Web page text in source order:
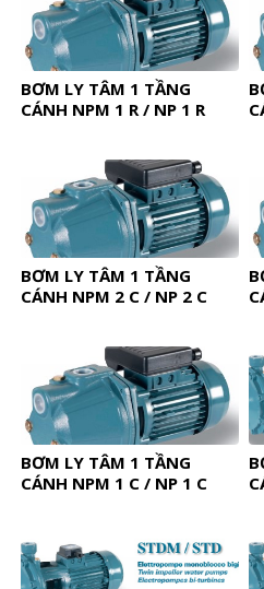
BƠM LY TÂM 1 TẦNG
CÁNH NPM 1 R / NP 1 R
BƠM LY TÂM 1 TẦNG
CÁNH NPM 2 C / NP 2 C
BƠM LY TÂM 1 TẦNG
CÁNH NPM 1 C / NP 1 C